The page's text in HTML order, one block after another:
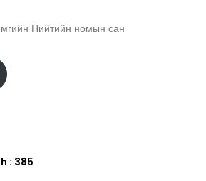
Нийтийн номын сан
: 385